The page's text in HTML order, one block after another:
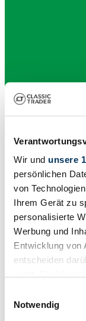
Wir und unsere
persönlichen
von
Ihrem Gerät zu
personalisierte
Werbung und
Entwicklung von
entscheiden
Trigger Symbol
Notwendig
Händler